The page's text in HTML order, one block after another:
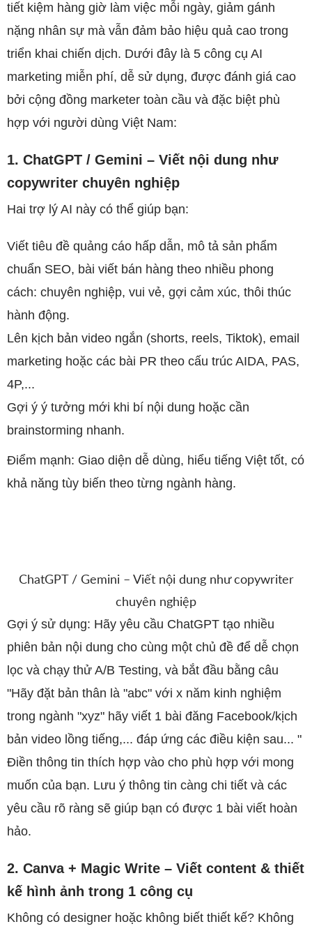
tiết kiệm hàng giờ làm việc mỗi ngày, giảm gánh
nặng nhân sự mà vẫn đảm bảo hiệu quả cao trong
triển khai chiến dịch. Dưới đây là 5 công cụ AI
marketing miễn phí, dễ sử dụng, được đánh giá cao
bởi cộng đồng marketer toàn cầu và đặc biệt phù
hợp với người dùng Việt Nam:
1. ChatGPT / Gemini – Viết nội dung như
copywriter chuyên nghiệp
Hai trợ lý AI này có thể giúp bạn:
Viết tiêu đề quảng cáo hấp dẫn, mô tả sản phẩm
chuẩn SEO, bài viết bán hàng theo nhiều phong
cách: chuyên nghiệp, vui vẻ, gợi cảm xúc, thôi thúc
hành động.
Lên kịch bản video ngắn (shorts, reels, Tiktok), email
marketing hoặc các bài PR theo cấu trúc AIDA, PAS,
4P,...
Gợi ý ý tưởng mới khi bí nội dung hoặc cần
brainstorming nhanh.
Điểm mạnh: Giao diện dễ dùng, hiểu tiếng Việt tốt, có
khả năng tùy biến theo từng ngành hàng.
ChatGPT / Gemini – Viết nội dung như copywriter
chuyên nghiệp
Gợi ý sử dụng: Hãy yêu cầu ChatGPT tạo nhiều
phiên bản nội dung cho cùng một chủ đề để dễ chọn
lọc và chạy thử A/B Testing, và bắt đầu bằng câu
"Hãy đặt bản thân là "abc" với x năm kinh nghiệm
trong ngành "xyz" hãy viết 1 bài đăng Facebook/kịch
bản video lồng tiếng,... đáp ứng các điều kiện sau... "
Điền thông tin thích hợp vào cho phù hợp với mong
muốn của bạn. Lưu ý thông tin càng chi tiết và các
yêu cầu rõ ràng sẽ giúp bạn có được 1 bài viết hoàn
hảo.
2. Canva + Magic Write – Viết content & thiết
kế hình ảnh trong 1 công cụ
Không có designer hoặc không biết thiết kế? Không